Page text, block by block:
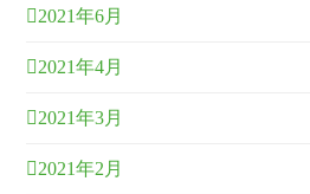
2021年6月
2021年4月
2021年3月
2021年2月